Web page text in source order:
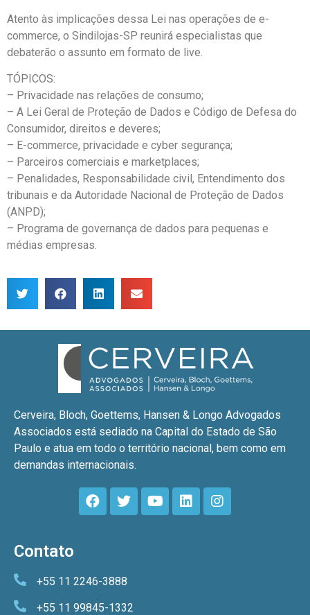
Atento às implicações dessa Lei nas operações de e-
commerce, o Sindilojas-SP reunirá especialistas que
debaterão o assunto em formato de live.
TÓPICOS:
– Privacidade nas relações de consumo;
– A Lei Geral de Proteção de Dados e Código de Defesa do
Consumidor, direitos e deveres;
– E-commerce, privacidade e cyber segurança;
– Parceiros comerciais e marketplaces;
– Penalidades, Responsabilidade civil, Entendimento dos
tribunais e da Autoridade Nacional de Proteção de Dados
(ANPD);
– Programa de governança de dados para pequenas e
médias empresas.
Cerveira, Bloch, Goettems, Hansen & Longo Advogados
Associados está sediado na Capital do Estado de São
Paulo e atua em todo o território nacional, bem como em
demandas internacionais.
Contato
+55 11 2246-3888
+55 11 99845-1332